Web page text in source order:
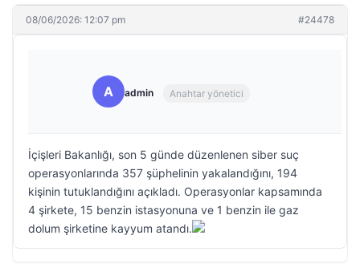
08/06/2026: 12:07 pm #24478
A admin Anahtar yönetici
İçişleri Bakanlığı, son 5 günde düzenlenen siber suç
operasyonlarında 357 şüphelinin yakalandığını, 194
kişinin tutuklandığını açıkladı. Operasyonlar kapsamında
4 şirkete, 15 benzin istasyonuna ve 1 benzin ile gaz
dolum şirketine kayyum atandı.